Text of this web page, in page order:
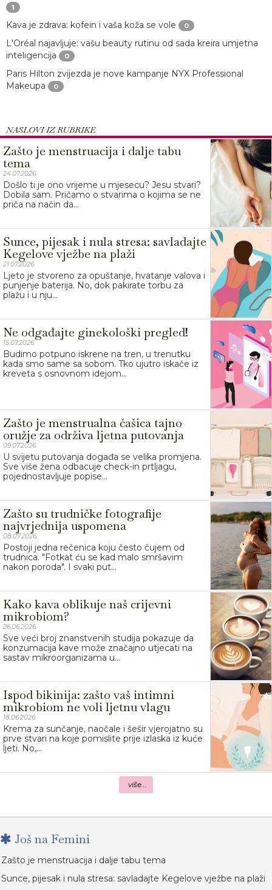
1
Kava je zdrava: kofein i vaša koža se vole 0
L'Oréal najavljuje: vašu beauty rutinu od sada kreira umjetna
inteligencija
0
Paris Hilton zvijezda je nove kampanje NYX Professional
Makeupa
0
NASLOVI IZ RUBRIKE
Zašto je menstruacija i dalje tabu
tema
24.07.2026.
Došlo ti je ono vrijeme u mjesecu? Jesu stvari?
Dobila sam. Pričamo o stvarima o kojima se ne
priča na način da...
Sunce, pijesak i nula stresa: savladajte
Kegelove vježbe na plaži
21.07.2026.
Ljeto je stvoreno za opuštanje, hvatanje valova i
punjenje baterija. No, dok pakirate torbu za
plažu i u nju...
Ne odgađajte ginekološki pregled!
15.07.2026.
Budimo potpuno iskrene na tren, u trenutku
kada smo same sa sobom. Tko ujutro iskače iz
kreveta s osnovnom idejom...
Zašto je menstrualna čašica tajno
oružje za održiva ljetna putovanja
09.07.2026.
U svijetu putovanja događa se velika promjena.
Sve više žena odbacuje check-in prtljagu,
pojednostavljuje popise...
Zašto su trudničke fotografije
najvrjednija uspomena
08.07.2026.
Postoji jedna rečenica koju često čujem od
trudnica. "Fotkat ću se kad malo smršavim
nakon poroda". I svaki put...
Kako kava oblikuje naš crijevni
mikrobiom?
26.06.2026.
Sve veći broj znanstvenih studija pokazuje da
konzumacija kave može značajno utjecati na
sastav mikroorganizama u...
Ispod bikinija: zašto vaš intimni
mikrobiom ne voli ljetnu vlagu
18.06.2026.
Krema za sunčanje, naočale i šešir vjerojatno su
prve stvari na koje pomislite prije izlaska iz kuće
ljeti. No,...
više...
Još na Femini
Zašto je menstruacija i dalje tabu tema
Sunce, pijesak i nula stresa: savladajte Kegelove vježbe na plaži